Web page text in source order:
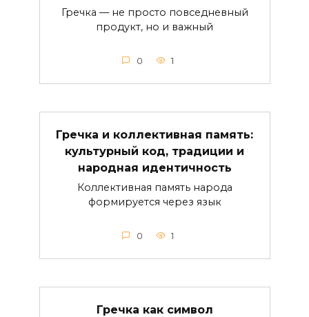
Гречка — не просто повседневный
продукт, но и важный
0 1
Гречка и коллективная память:
культурный код, традиции и
народная идентичность
Коллективная память народа
формируется через язык
0 1
Гречка как символ